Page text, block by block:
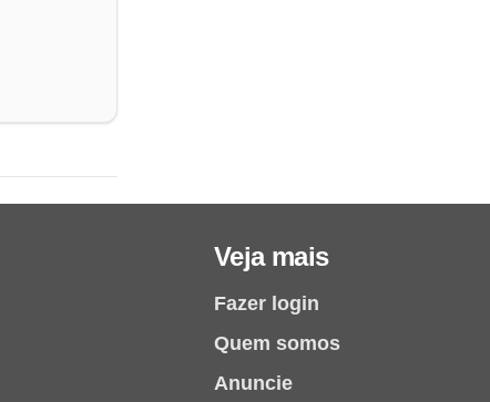
Veja mais
Fazer login
Quem somos
Anuncie